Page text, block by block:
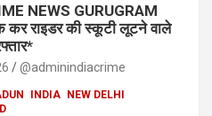
NEWS GURUGRAM
कर राइडर की स्कूटी लूटने वाले
@adminindiacrime
INDIA NEW DELHI